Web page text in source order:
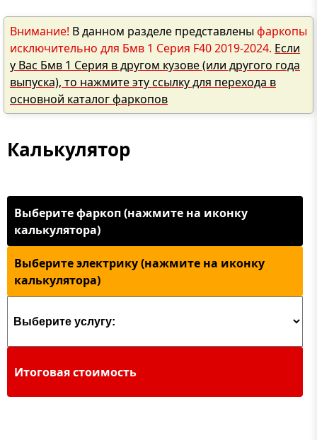
Внимание! В данном разделе представлены фаркопы
исключительно для Бмв 1 Серия F40 2019-2024. Если
у Вас Бмв 1 Серия в другом кузове (или другого года
выпуска), то нажмите эту ссылку для перехода в
основной каталог фаркопов
Калькулятор
Выберите фаркоп (нажмите на иконку
калькулятора)
Выберите электрику (нажмите на иконку
калькулятора)
Итоговая стоимость